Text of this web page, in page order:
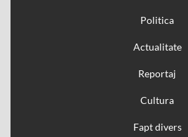
Politica
Actualitate
Reportaj
Cultura
Fapt divers